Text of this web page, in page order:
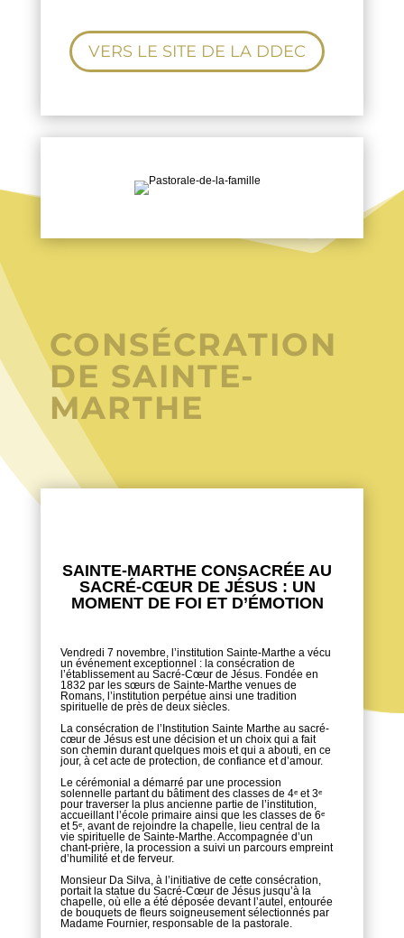
VERS LE SITE DE LA DDEC
CONSÉCRATION
DE SAINTE-
MARTHE
SAINTE-MARTHE CONSACRÉE AU
SACRÉ-CŒUR DE JÉSUS : UN
MOMENT DE FOI ET D’ÉMOTION
Vendredi 7 novembre, l’institution Sainte-Marthe a vécu
un événement exceptionnel : la consécration de
l’établissement au Sacré-Cœur de Jésus. Fondée en
1832 par les sœurs de Sainte-Marthe venues de
Romans, l’institution perpétue ainsi une tradition
spirituelle de près de deux siècles.
La consécration de l’Institution Sainte Marthe au sacré-
cœur de Jésus est une décision et un choix qui a fait
son chemin durant quelques mois et qui a abouti, en ce
jour, à cet acte de protection, de confiance et d’amour.
Le cérémonial a démarré par une procession
solennelle partant du bâtiment des classes de 4ᵉ et 3ᵉ
pour traverser la plus ancienne partie de l’institution,
accueillant l’école primaire ainsi que les classes de 6ᵉ
et 5ᵉ, avant de rejoindre la chapelle, lieu central de la
vie spirituelle de Sainte-Marthe. Accompagnée d’un
chant-prière, la procession a suivi un parcours empreint
d’humilité et de ferveur.
Monsieur Da Silva, à l’initiative de cette consécration,
portait la statue du Sacré-Cœur de Jésus jusqu’à la
chapelle, où elle a été déposée devant l’autel, entourée
de bouquets de fleurs soigneusement sélectionnés par
Madame Fournier, responsable de la pastorale.